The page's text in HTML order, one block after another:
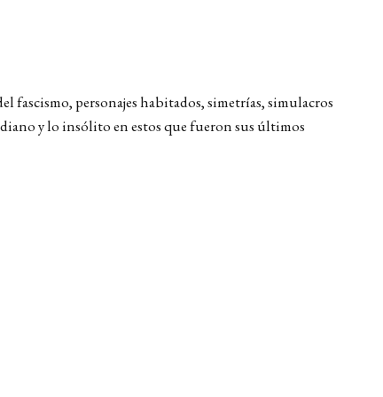
fascismo, personajes habitados, simetrías, simulacros
y lo insólito en estos que fueron sus últimos